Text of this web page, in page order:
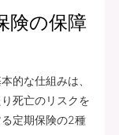
険の保障
的な仕組みは、
死亡のリスクを
定期保険の2種